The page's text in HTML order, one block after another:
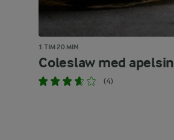
1 TIM 20 MIN
Coleslaw med apelsin
(4)